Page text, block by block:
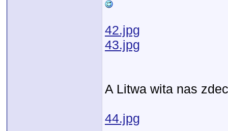
42.jpg
43.jpg
A Litwa wita nas
44.jpg